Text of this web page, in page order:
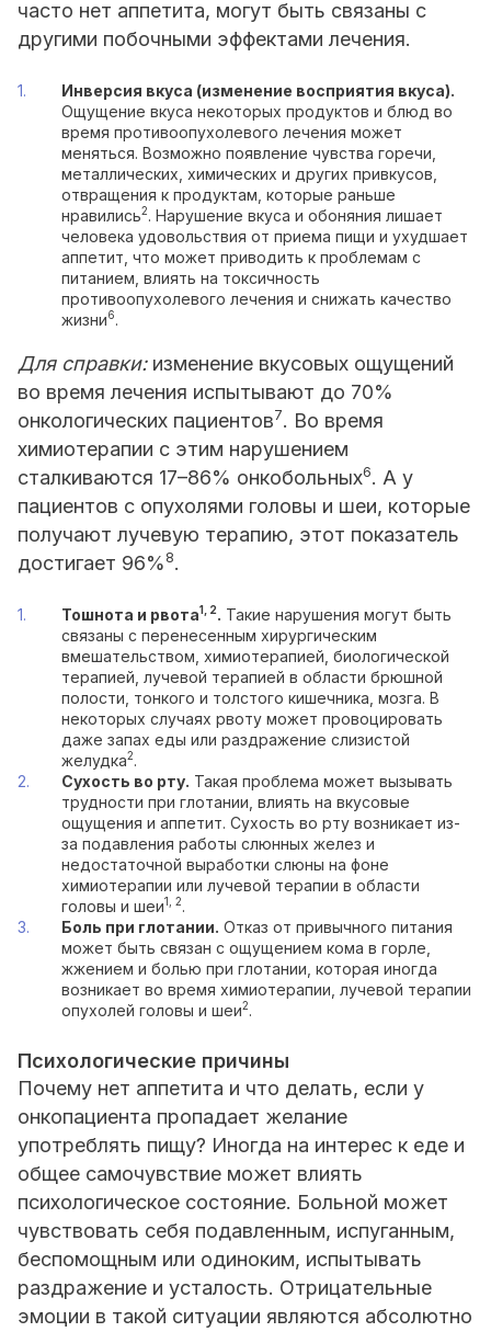
часто нет аппетита, могут быть связаны с
другими побочными эффектами лечения.
Инверсия вкуса (изменение восприятия вкуса).
Ощущение вкуса некоторых продуктов и блюд во
время противоопухолевого лечения может
меняться. Возможно появление чувства горечи,
металлических, химических и других привкусов,
отвращения к продуктам, которые раньше
нравились2. Нарушение вкуса и обоняния лишает
человека удовольствия от приема пищи и ухудшает
аппетит, что может приводить к проблемам с
питанием, влиять на токсичность
противоопухолевого лечения и снижать качество
жизни6.
Для справки:изменение вкусовых ощущений
во время лечения испытывают до 70%
онкологических пациентов7. Во время
химиотерапии с этим нарушением
сталкиваются 17–86% онкобольных6. А у
пациентов с опухолями головы и шеи, которые
получают лучевую терапию, этот показатель
достигает 96% 8.
Тошнота и рвота1, 2. Такие нарушения могут быть
связаны с перенесенным хирургическим
вмешательством, химиотерапией, биологической
терапией, лучевой терапией в области брюшной
полости, тонкого и толстого кишечника, мозга. В
некоторых случаях рвоту может провоцировать
даже запах еды или раздражение слизистой
желудка2.
Сухость во рту. Такая проблема может вызывать
трудности при глотании, влиять на вкусовые
ощущения и аппетит. Сухость во рту возникает из-
за подавления работы слюнных желез и
недостаточной выработки слюны на фоне
химиотерапии или лучевой терапии в области
головы и шеи1, 2.
Боль при глотании. Отказ от привычного питания
может быть связан с ощущением кома в горле,
жжением и болью при глотании, которая иногда
возникает во время химиотерапии, лучевой терапии
опухолей головы и шеи2.
Психологические причины
Почему нет аппетита и что делать, если у
онкопациента пропадает желание
употреблять пищу? Иногда на интерес к еде и
общее самочувствие может влиять
психологическое состояние. Больной может
чувствовать себя подавленным, испуганным,
беспомощным или одиноким, испытывать
раздражение и усталость. Отрицательные
эмоции в такой ситуации являются абсолютно